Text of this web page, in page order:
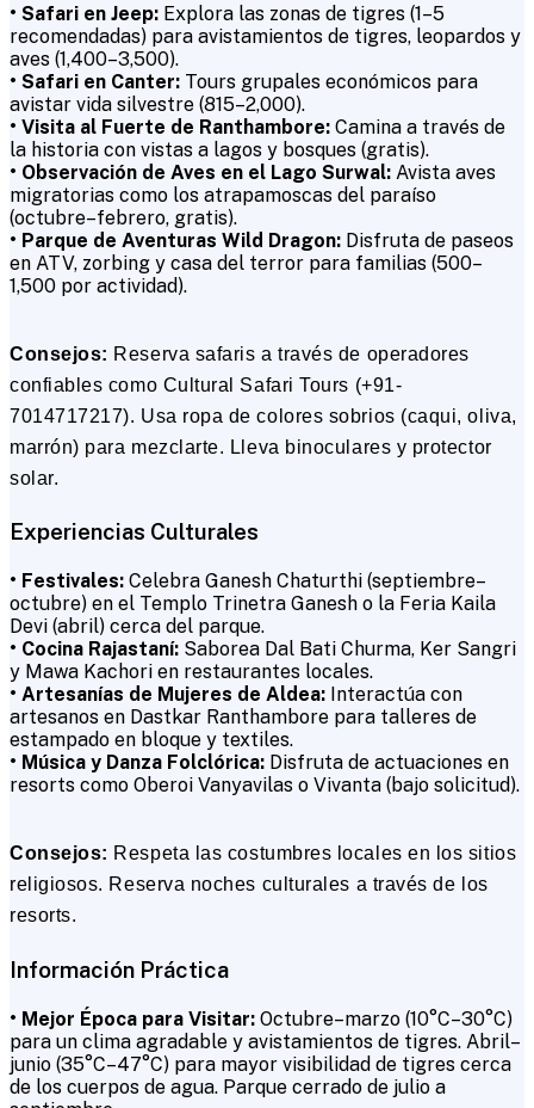
• Safari en Jeep: Explora las zonas de tigres (1–5
recomendadas) para avistamientos de tigres, leopardos y
aves (₹1,400–₹3,500).
• Safari en Canter: Tours grupales económicos para
avistar vida silvestre (₹815–₹2,000).
• Visita al Fuerte de Ranthambore: Camina a través de
la historia con vistas a lagos y bosques (gratis).
• Observación de Aves en el Lago Surwal: Avista aves
migratorias como los atrapamoscas del paraíso
(octubre–febrero, gratis).
• Parque de Aventuras Wild Dragon: Disfruta de paseos
en ATV, zorbing y casa del terror para familias (₹500–
₹1,500 por actividad).
Consejos: Reserva safaris a través de operadores
confiables como Cultural Safari Tours (+91-
7014717217). Usa ropa de colores sobrios (caqui, oliva,
marrón) para mezclarte. Lleva binoculares y protector
solar.
Experiencias Culturales
• Festivales: Celebra Ganesh Chaturthi (septiembre–
octubre) en el Templo Trinetra Ganesh o la Feria Kaila
Devi (abril) cerca del parque.
• Cocina Rajastaní: Saborea Dal Bati Churma, Ker Sangri
y Mawa Kachori en restaurantes locales.
• Artesanías de Mujeres de Aldea: Interactúa con
artesanos en Dastkar Ranthambore para talleres de
estampado en bloque y textiles.
• Música y Danza Folclórica: Disfruta de actuaciones en
resorts como Oberoi Vanyavilas o Vivanta (bajo solicitud).
Consejos: Respeta las costumbres locales en los sitios
religiosos. Reserva noches culturales a través de los
resorts.
Información Práctica
• Mejor Época para Visitar: Octubre–marzo (10°C–30°C)
para un clima agradable y avistamientos de tigres. Abril–
junio (35°C–47°C) para mayor visibilidad de tigres cerca
de los cuerpos de agua. Parque cerrado de julio a